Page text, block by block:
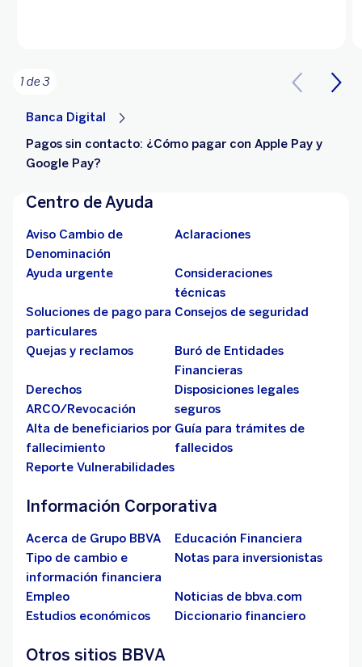
1 de 3
Banca Digital
Pagos sin contacto: ¿Cómo pagar con Apple Pay y
Google Pay?
Centro de Ayuda
Aviso Cambio de
Denominación
Aclaraciones
Ayuda urgente
Consideraciones
técnicas
Soluciones de pago para
particulares
Consejos de seguridad
Quejas y reclamos
Buró de Entidades
Financieras
Derechos
ARCO/Revocación
Disposiciones legales
seguros
Alta de beneficiarios por
fallecimiento
Guía para trámites de
fallecidos
Reporte Vulnerabilidades
Información Corporativa
Acerca de Grupo BBVA
Educación Financiera
Tipo de cambio e
información financiera
Notas para inversionistas
Empleo
Noticias de bbva.com
Estudios económicos
Diccionario financiero
Otros sitios BBVA